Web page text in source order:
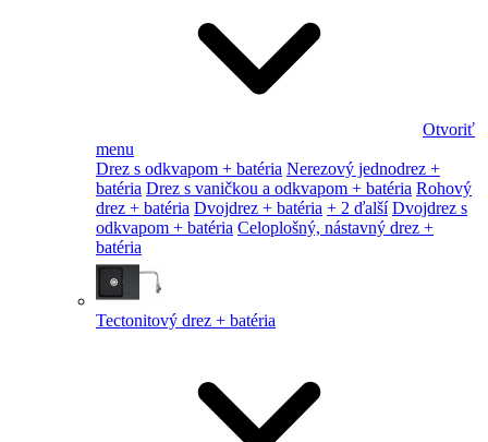
Otvoriť
menu
Drez s odkvapom + batéria Nerezový jednodrez +
batéria Drez s vaničkou a odkvapom + batéria Rohový
drez + batéria Dvojdrez + batéria + 2 ďalší Dvojdrez s
odkvapom + batéria Celoplošný, nástavný drez +
batéria
Tectonitový drez + batéria